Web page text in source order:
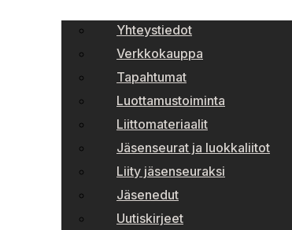
Yhteystiedot
Verkkokauppa
Tapahtumat
Luottamustoiminta
Liittomateriaalit
Jäsenseurat ja luokkaliitot
Liity jäsenseuraksi
Jäsenedut
Uutiskirjeet